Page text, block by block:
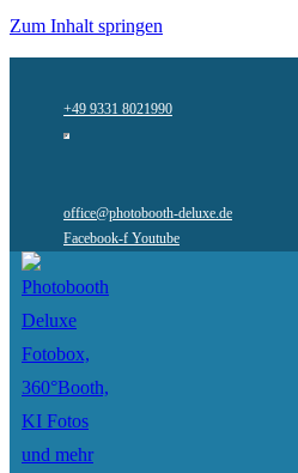
Zum Inhalt springen
+49 9331 8021990
office@photobooth-deluxe.de
Facebook-f Youtube